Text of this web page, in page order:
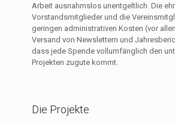
Arbeit ausnahmslos unentgeltlich. Die
Vorstandsmitglieder und die
geringen administrativen Kosten (vor
Versand von Newslettern und
dass jede Spende vollumfänglich den
Projekten zugute kommt.
Die Projekte